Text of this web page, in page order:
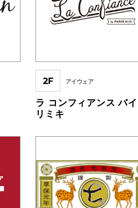
2F アイウェア
ラ コンフィアンス バ
リミキ